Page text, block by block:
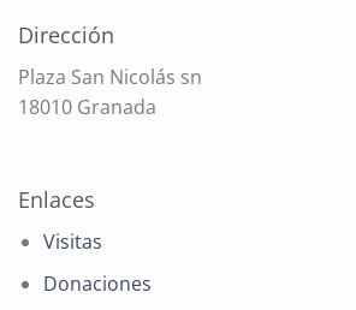
Dirección
Plaza San Nicolás sn
18010 Granada
Enlaces
Visitas
Donaciones